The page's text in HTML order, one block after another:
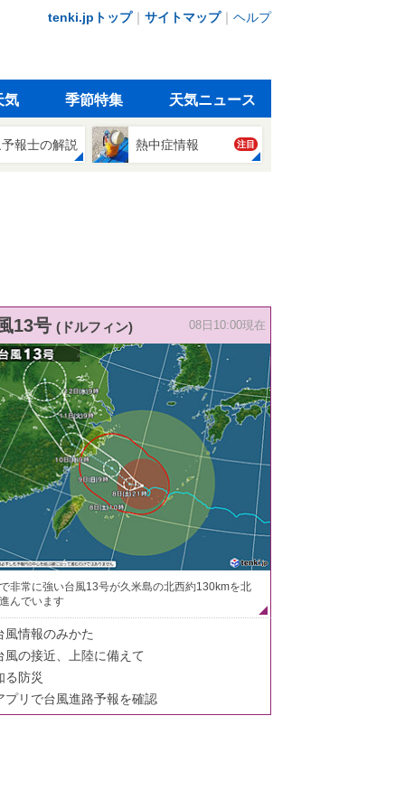
tenki.jpトップ｜ サイトマップ｜ ヘルプ
気 季節特集 天気ニュース
報士の解説 熱中症情報 注目
13号 (ドルフィン) 08日10:00現在
非常に強い台風13号が久米島の北西約130kmを北
んでいます
風情報のみかた
風の接近、上陸に備えて
る防災
プリで台風進路予報を確認